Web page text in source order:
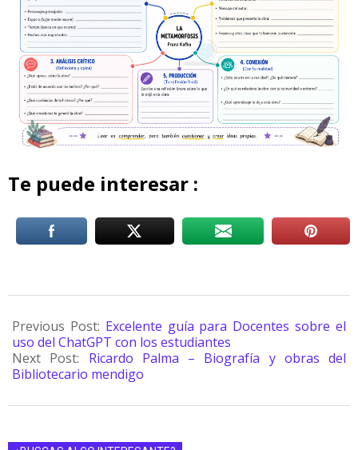
Te puede interesar :
Previous Post: Excelente guía para Docentes sobre el
uso del ChatGPT con los estudiantes
Next Post: Ricardo Palma – Biografía y obras del
Bibliotecario mendigo